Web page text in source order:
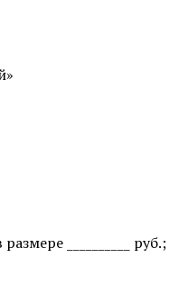
__________ руб.;